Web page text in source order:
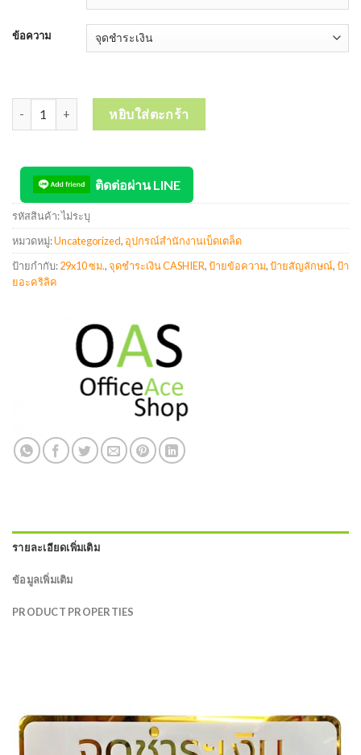
ข้อความ
จำนวน Acrylic Sign ป้ายสัญลักษณ์ ป้ายอะคริลิค จุดชำระเงิน
หยิบใส่ตะกร้า
ติดต่อผ่าน LINE
รหัสสินค้า:ไม่ระบุ
หมวดหมู่:Uncategorized, อุปกรณ์สำนักงานเบ็ดเตล็ด
ป้ายกำกับ:29x10 ซม.,จุดชำระเงิน CASHIER,ป้ายข้อความ,ป้ายสัญลักษณ์,ป้า
ยอะคริลิค
รายละเอียดเพิ่มเติม
ข้อมูลเพิ่มเติม
PRODUCT PROPERTIES